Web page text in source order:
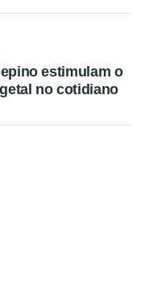
estimulam o
no cotidiano